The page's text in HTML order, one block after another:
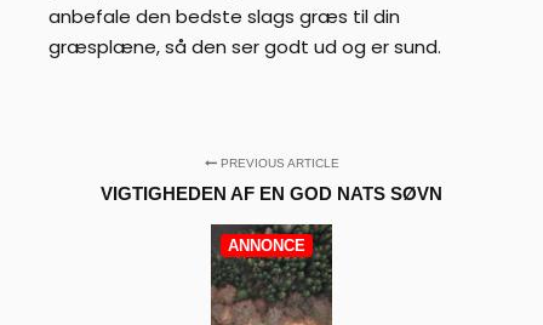
anbefale den bedste slags græs til din
græsplæne, så den ser godt ud og er sund.
PREVIOUS ARTICLE
VIGTIGHEDEN AF ​​EN GOD NATS SØVN
ANNONCE